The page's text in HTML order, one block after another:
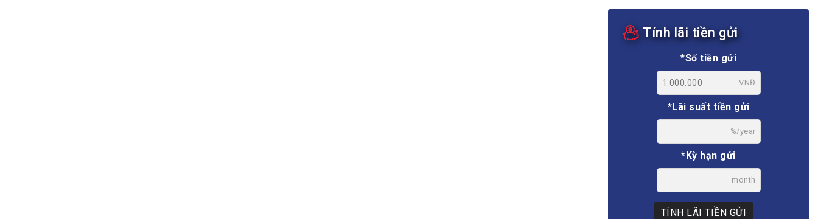
Tính lãi tiền gửi
*Số tiền gửi
VNĐ
*Lãi suất tiền gửi
%/year
*Kỳ hạn gửi
month
TÍNH LÃI TIỀN GỬI